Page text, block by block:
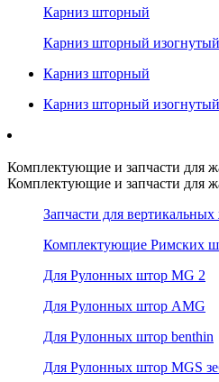
Карниз шторный
Карниз шторный изогнутый
Карниз шторный
Карниз шторный изогнутый
Комплектующие и запчасти для
Комплектующие и запчасти для
Запчасти для
Комплектующие Римских
Для Рулонных штор MG 2
Для Рулонных штор AMG
Для Рулонных штор benthin
Для Рулонных штор MGS